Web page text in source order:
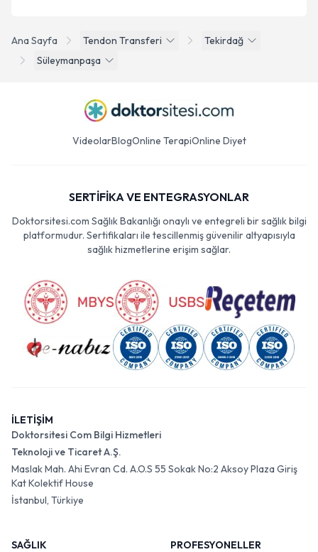
Ana Sayfa Tendon Transferi
Tekirdağ
Süleymanpaşa
VideolarBlogOnline TerapiOnline Diyet
SERTİFİKA VE ENTEGRASYONLAR
Doktorsitesi.com Sağlık Bakanlığı onaylı ve entegreli bir sağlık bilgi
platformudur. Sertifikaları ile tescillenmiş güvenilir altyapısıyla
sağlık hizmetlerine erişim sağlar.
İLETİŞİM
Doktorsitesi Com Bilgi Hizmetleri
Teknoloji ve Ticaret A.Ş.
Maslak Mah. Ahi Evran Cd. A.O.S 55 Sokak No:2 Aksoy Plaza Giriş
Kat Kolektif House
İstanbul, Türkiye
SAĞLIK
PROFESYONELLER